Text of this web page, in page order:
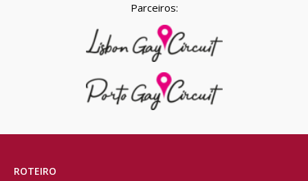
Parceiros:
ROTEIRO